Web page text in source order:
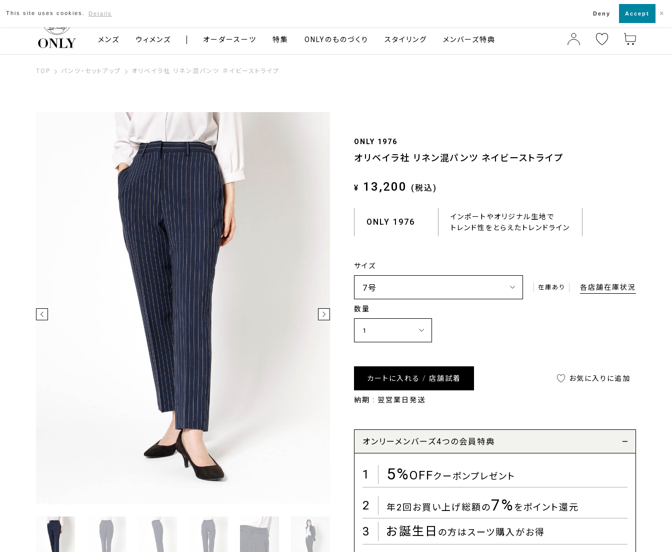
京都発のスーツブランド ONLY
メンズ ウィメンズ オーダースーツ 特集 ONLYのものづくり スタイリング メンバーズ特典
TOP パンツ・セットアップ オリベイラ社 リネン混パンツ ネイビーストライプ
ONLY 1976
オリベイラ社 リネン混パンツ ネイビーストライプ
¥ 13,200 (税込)
ONLY 1976
インポートやオリジナル生地で
トレンド性をとらえたトレンドライン
サイズ
在庫あり 各店舗在庫状況
数量
カートに入れる / 店舗試着
納期 : 翌営業日発送
お気に入りに追加
オンリーメンバーズ4つの会員特典
1 5%OFFクーポンプレゼント
2 年2回お買い上げ総額の7%をポイント還元
3 お誕生日 の方はスーツ購入がお得
This site uses cookies. Details Deny Accept ×